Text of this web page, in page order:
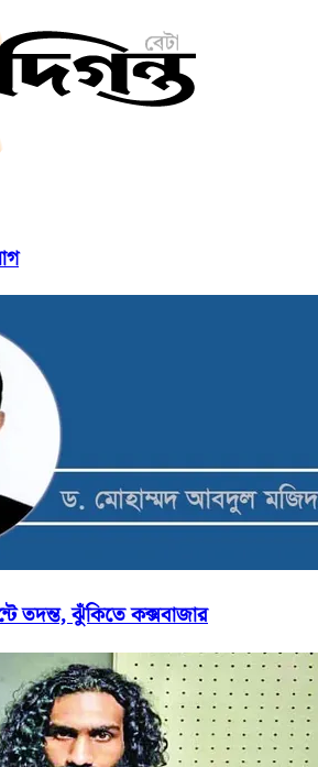
তদন্ত, ঝুঁকিতে কক্সবাজার